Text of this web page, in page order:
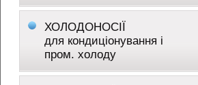
ХОЛОДОНОСІЇ
для кондиціонування і
пром. холоду